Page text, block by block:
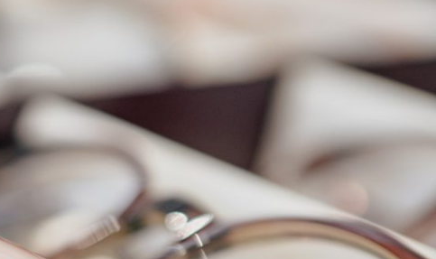
Kinderbrillen
Fernbrillen
Lesebrillen
Sportbrillen